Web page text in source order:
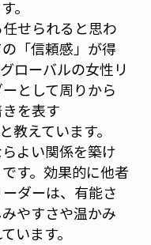
。
せられると思わ
「信頼感」が得
ローバルの女性リ
として周りから
を表す
えています。
よい関係を築け
す。効果的に他者
ダーは、有能さ
やすさや温かみ
います。